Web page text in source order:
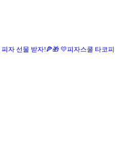
자 선물 받자!🍕🎁 💛피자스쿨 타코